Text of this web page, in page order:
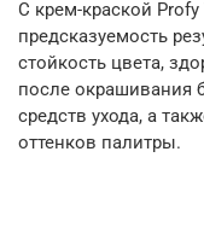
С крем-краской
предсказуемость
стойкость цвета,
после окрашивания
средств ухода, а
оттенков палитры.